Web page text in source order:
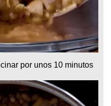
por unos 10 minutos